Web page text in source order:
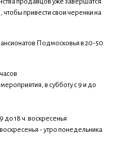
привести свои черенки на
Подмосковья в 20-50
в субботу с 9 и до
до 18 ч. воскресенья
- утро понедельника